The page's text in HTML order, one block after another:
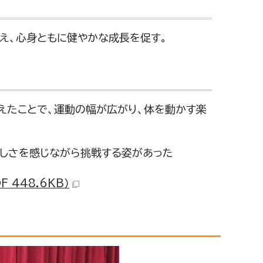
、心身ともに健やかな成長を促す。
ことで、運動の幅が広がり、体を動かす楽
さを感じながら挑戦する姿があった
448.6KB）